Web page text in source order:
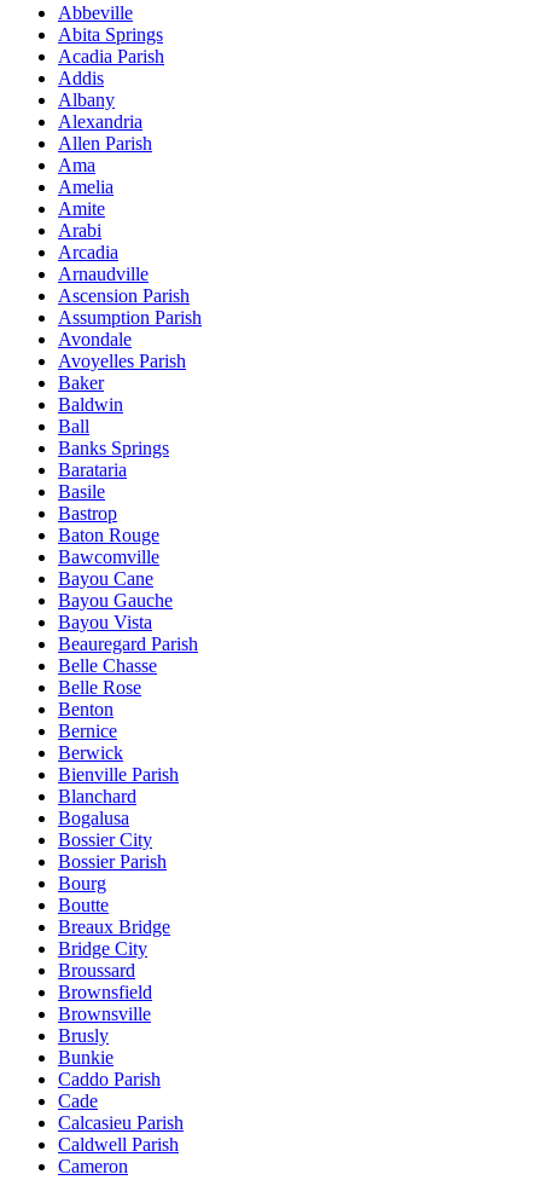
Abbeville
Abita Springs
Acadia Parish
Addis
Albany
Alexandria
Allen Parish
Ama
Amelia
Amite
Arabi
Arcadia
Arnaudville
Ascension Parish
Assumption Parish
Avondale
Avoyelles Parish
Baker
Baldwin
Ball
Banks Springs
Barataria
Basile
Bastrop
Baton Rouge
Bawcomville
Bayou Cane
Bayou Gauche
Bayou Vista
Beauregard Parish
Belle Chasse
Belle Rose
Benton
Bernice
Berwick
Bienville Parish
Blanchard
Bogalusa
Bossier City
Bossier Parish
Bourg
Boutte
Breaux Bridge
Bridge City
Broussard
Brownsfield
Brownsville
Brusly
Bunkie
Caddo Parish
Cade
Calcasieu Parish
Caldwell Parish
Cameron